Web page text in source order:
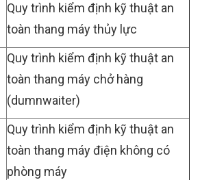
Quy trình kiểm định kỹ thuật an
toàn thang máy thủy lực
Quy trình kiểm định kỹ thuật an
toàn thang máy chở hàng
(dumnwaiter)
Quy trình kiểm định kỹ thuật an
toàn thang máy điện không có
phòng máy